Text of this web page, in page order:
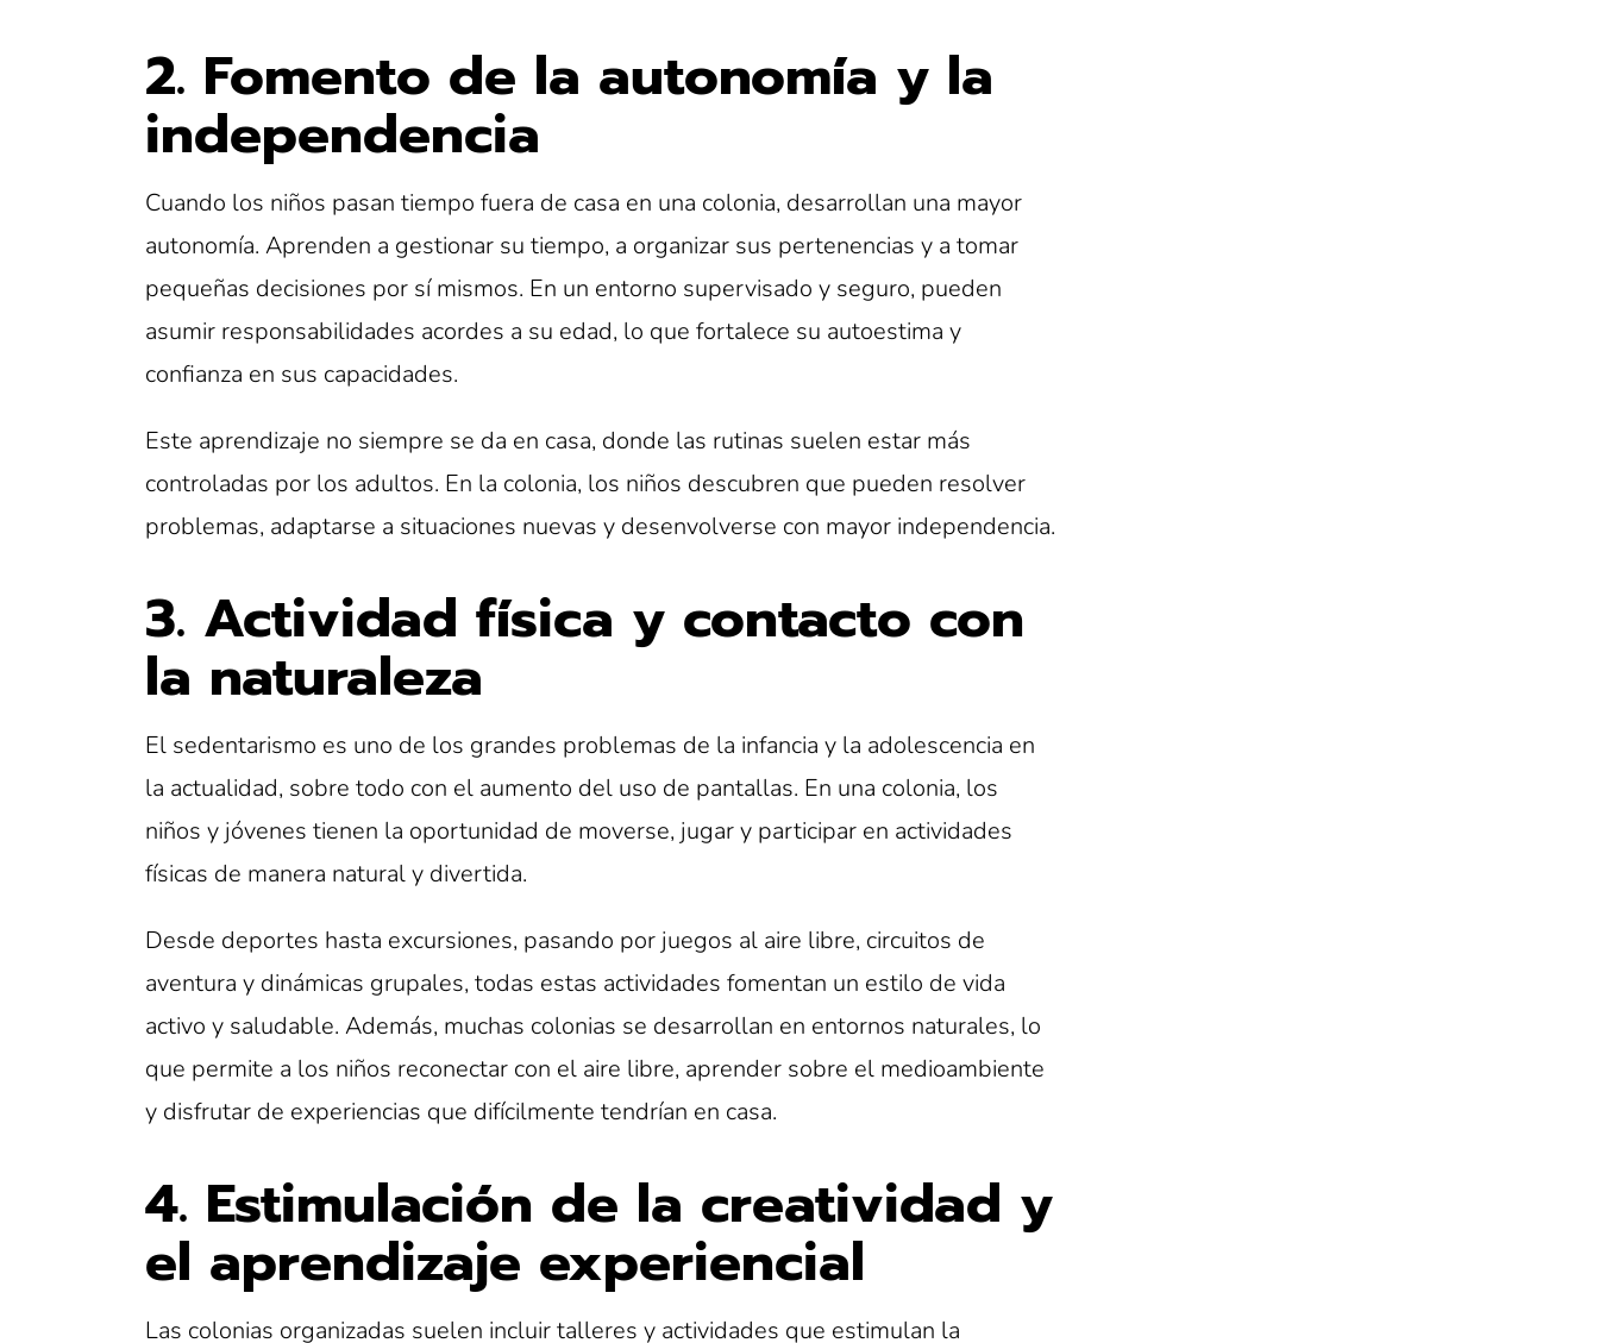
2. Fomento de la autonomía y la
independencia
Cuando los niños pasan tiempo fuera de casa en una colonia, desarrollan una mayor
autonomía. Aprenden a gestionar su tiempo, a organizar sus pertenencias y a tomar
pequeñas decisiones por sí mismos. En un entorno supervisado y seguro, pueden
asumir responsabilidades acordes a su edad, lo que fortalece su autoestima y
confianza en sus capacidades.
Este aprendizaje no siempre se da en casa, donde las rutinas suelen estar más
controladas por los adultos. En la colonia, los niños descubren que pueden resolver
problemas, adaptarse a situaciones nuevas y desenvolverse con mayor independencia.
3. Actividad física y contacto con
la naturaleza
El sedentarismo es uno de los grandes problemas de la infancia y la adolescencia en
la actualidad, sobre todo con el aumento del uso de pantallas. En una colonia, los
niños y jóvenes tienen la oportunidad de moverse, jugar y participar en actividades
físicas de manera natural y divertida.
Desde deportes hasta excursiones, pasando por juegos al aire libre, circuitos de
aventura y dinámicas grupales, todas estas actividades fomentan un estilo de vida
activo y saludable. Además, muchas colonias se desarrollan en entornos naturales, lo
que permite a los niños reconectar con el aire libre, aprender sobre el medioambiente
y disfrutar de experiencias que difícilmente tendrían en casa.
4. Estimulación de la creatividad y
el aprendizaje experiencial
Las colonias organizadas suelen incluir talleres y actividades que estimulan la